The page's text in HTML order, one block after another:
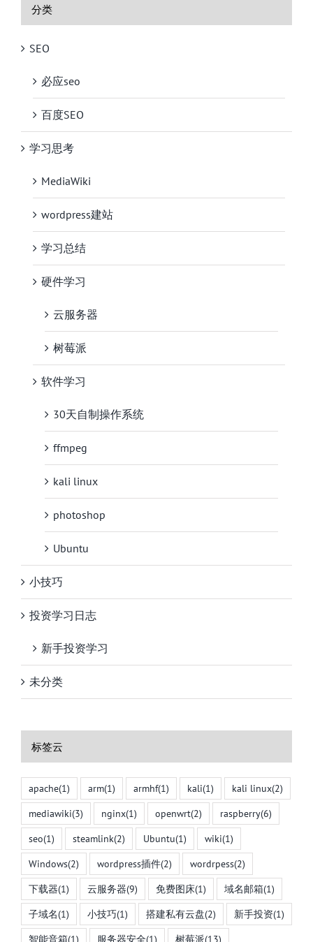
分类
SEO
必应seo
百度SEO
学习思考
MediaWiki
wordpress建站
学习总结
硬件学习
云服务器
树莓派
软件学习
30天自制操作系统
ffmpeg
kali linux
photoshop
Ubuntu
小技巧
投资学习日志
新手投资学习
未分类
标签云
apache(1) arm(1) armhf(1) kali(1) kali linux(2)
mediawiki(3) nginx(1) openwrt(2) raspberry(6)
seo(1) steamlink(2) Ubuntu(1) wiki(1)
Windows(2) wordpress插件(2) wordrpess(2)
下载器(1) 云服务器(9) 免费图床(1) 域名邮箱(1)
子域名(1) 小技巧(1) 搭建私有云盘(2) 新手投资(1)
智能音箱(1) 服务器安全(1) 树莓派(13)